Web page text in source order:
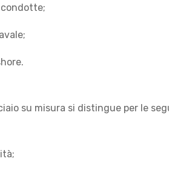
su misura si distingue per le